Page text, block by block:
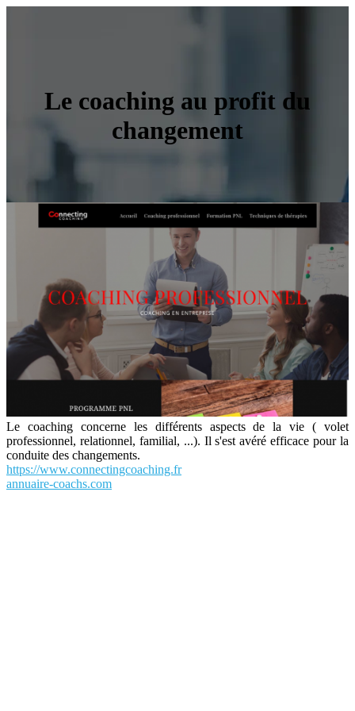
Le coaching au profit du
changement
Le coaching concerne les différents aspects de la vie ( volet
professionnel, relationnel, familial, ...). Il s'est avéré efficace pour la
conduite des changements.
https://www.connectingcoaching.fr
annuaire-coachs.com